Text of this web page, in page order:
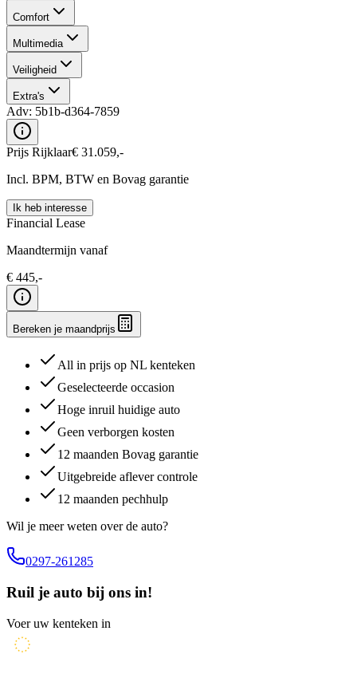
Comfort
Multimedia
Veiligheid
Extra's
Adv: 5b1b-d364-7859
Prijs Rijklaar€ 31.059,-
Incl. BPM, BTW en Bovag garantie
Ik heb interesse
Financial Lease
Maandtermijn vanaf
€ 445,-
Bereken je maandprijs
All in prijs op NL kenteken
Geselecteerde occasion
Hoge inruil huidige auto
Geen verborgen kosten
12 maanden Bovag garantie
Uitgebreide aflever controle
12 maanden pechhulp
Wil je meer weten over de auto?
0297-261285
Ruil je auto bij ons in!
Voer uw kenteken in